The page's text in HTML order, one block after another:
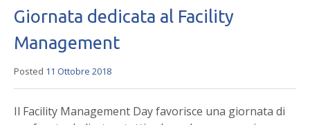
Giornata dedicata al Facility
Management
Posted 11 Ottobre 2018
Il Facility Management Day favorisce una giornata di